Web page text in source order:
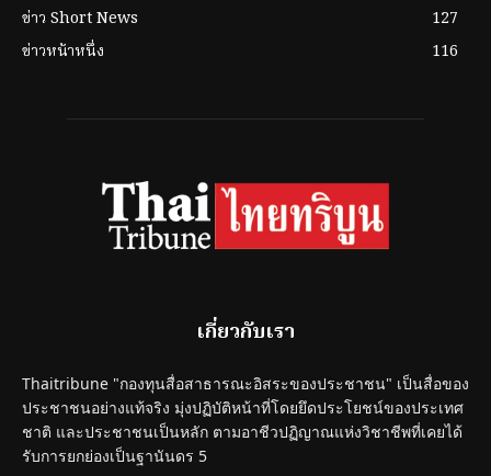
ข่าว Short News
127
ข่าวหน้าหนึ่ง
116
เกี่ยวกับเรา
Thaitribune "กองทุนสื่อสาธารณะอิสระของประชาชน" เป็นสื่อของ
ประชาชนอย่างแท้จริง มุ่งปฏิบัติหน้าที่โดยยึดประโยชน์ของประเทศ
ชาติ และประชาชนเป็นหลัก ตามอาชีวปฏิญาณแห่งวิชาชีพที่เคยได้
รับการยกย่องเป็นฐานันดร 5